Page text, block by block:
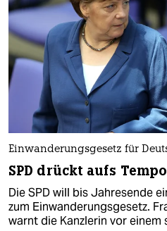
Einwanderungsgesetz für
SPD drückt aufs Tempo
Die SPD will bis Jahresende
zum Einwanderungsgesetz.
warnt die Kanzlerin vor einem